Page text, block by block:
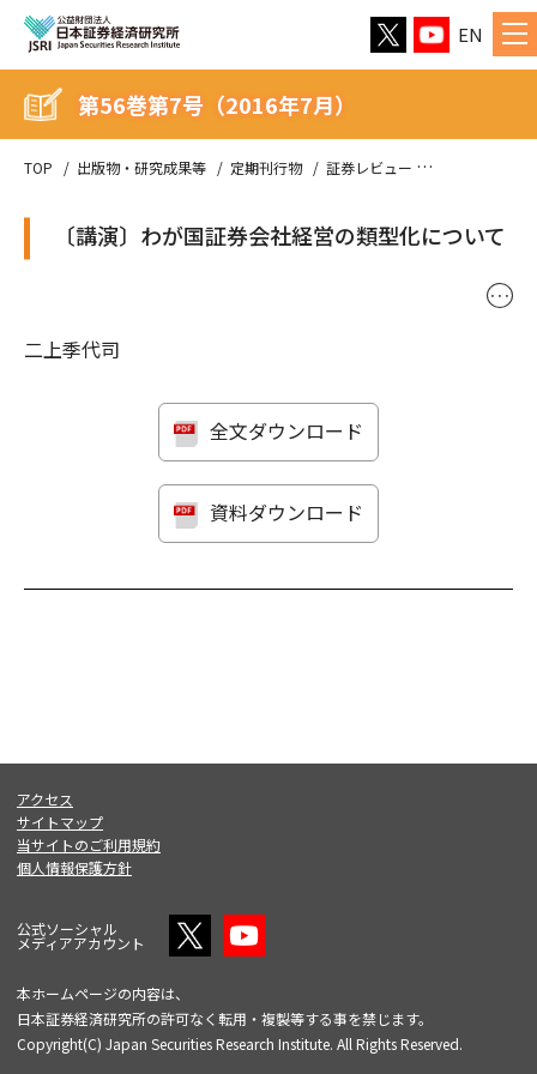
EN
TOP 出版物・研究成果等 定期刊行物 証券レビュー
第56巻第7号（2016年7月）
〔講演〕わが国証券会社経営の類型化について
･･･
二上季代司
全文ダウンロード
資料ダウンロード
アクセス
サイトマップ
当サイトのご利用規約
個人情報保護方針
公式ソーシャル
メディアアカウント
本ホームページの内容は、
日本証券経済研究所の許可なく転用・複製等する事を禁じます。
Copyright(C) Japan Securities Research Institute. All Rights Reserved.